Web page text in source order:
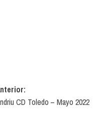
CD Toledo – Mayo 2022